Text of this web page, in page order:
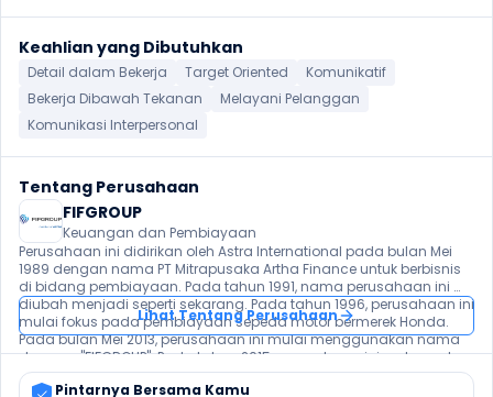
Keahlian yang Dibutuhkan
Detail dalam Bekerja Target Oriented
Komunikatif
Bekerja Dibawah Tekanan
Melayani Pelanggan
Komunikasi Interpersonal
Tentang Perusahaan
FIFGROUP
Keuangan dan Pembiayaan
Perusahaan ini didirikan oleh Astra International pada bulan Mei
1989 dengan nama PT Mitrapusaka Artha Finance untuk berbisnis
di bidang pembiayaan. Pada tahun 1991, nama perusahaan ini
diubah menjadi seperti sekarang. Pada tahun 1996, perusahaan ini
mulai fokus pada pembiayaan sepeda motor bermerek Honda.
Pada bulan Mei 2013, perusahaan ini mulai menggunakan nama
dagang "FIFGROUP". Pada tahun 2015, perusahaan ini meluncurkan
layanan pembiayaan syariah dengan nama Amitra. Dua tahun
kemudian, perusahaan ini juga meluncurkan layanan
Lihat Tentang Perusahaan
Pintarnya Bersama Kamu